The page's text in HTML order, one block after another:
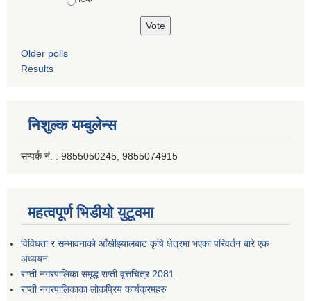
Older polls
Results
निशुल्क यम्बुलेन्स
सम्पर्क नं. : 9855050245, 9855074915
महत्वपूर्ण भिडीयो युटूवमा
विविधता र सम्भावनाको आँखीझ्यालबाट कृषि क्षेत्रमा भएका परिवर्तन बारे एक
अध्ययन
राप्ती नगरपालिका समृद्ध राप्ती वृत्तचित्र 2081
राप्ती नगरपालिकाका लोकप्रिय कार्यक्रमहरु